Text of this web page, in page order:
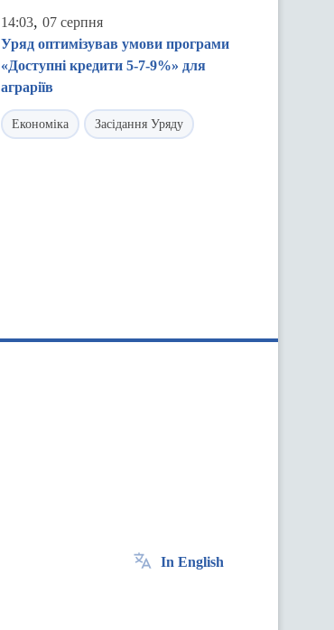
14:03, 07 серпня
Уряд оптимізував умови програми
«Доступні кредити 5-7-9%» для
аграріїв
Економіка Засідання Уряду
In English